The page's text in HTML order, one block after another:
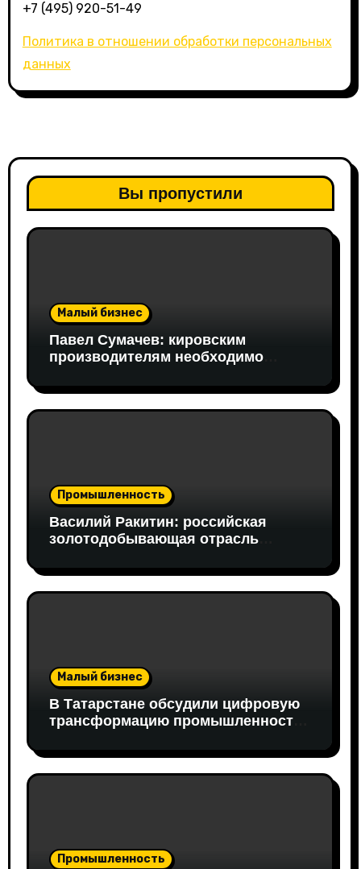
+7 (495) 920-51-49
Политика в отношении обработки персональных
данных
Вы пропустили
Малый бизнес
Павел Сумачев: кировским
производителям необходимо
рынок
Промышленность
Василий Ракитин: российская
золотодобывающая отрасль
благодаря перестройке экспорта и
технологической устойчивости
Малый бизнес
В Татарстане обсудили цифровую
трансформацию промышленности:
участие вице-президент «Новой
Формации» Руслан Гайнуллин
Промышленность